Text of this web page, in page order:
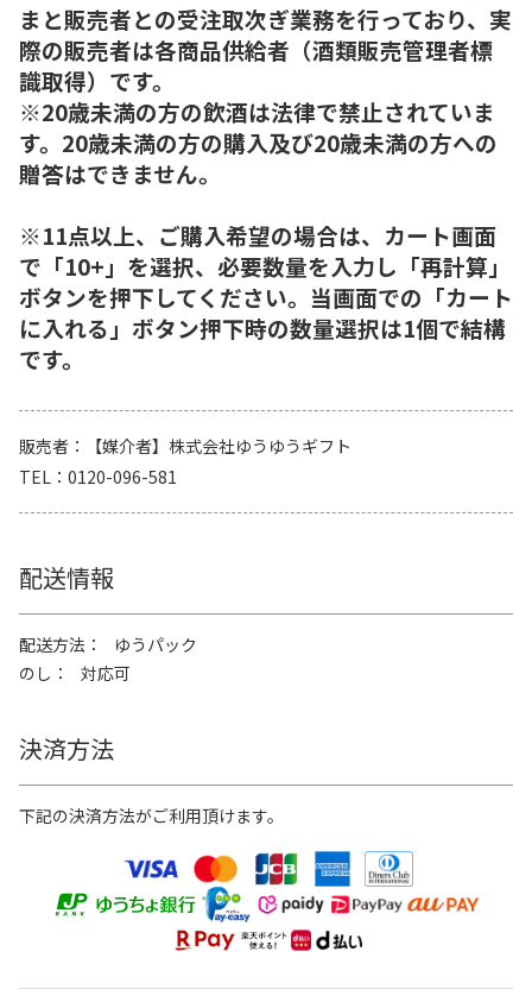
まと販売者との受注取次ぎ業務を行っており、実
際の販売者は各商品供給者（酒類販売管理者標
識取得）です。
※20歳未満の方の飲酒は法律で禁止されていま
す。20歳未満の方の購入及び20歳未満の方への
贈答はできません。
※11点以上、ご購入希望の場合は、カート画面
で「10+」を選択、必要数量を入力し「再計算」
ボタンを押下してください。当画面での「カート
に入れる」ボタン押下時の数量選択は1個で結構
です。
販売者
【媒介者】株式会社ゆうゆうギフト
TEL
0120-096-581
配送情報
配送方法
ゆうパック
のし
対応可
決済方法
下記の決済方法がご利用頂けます。